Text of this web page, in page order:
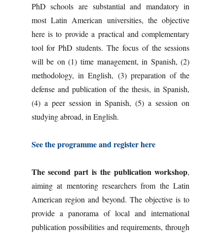
PhD schools are substantial and mandatory in
most Latin American universities, the objective
here is to provide a practical and complementary
tool for PhD students. The focus of the sessions
will be on (1) time management, in Spanish, (2)
methodology, in English, (3) preparation of the
defense and publication of the thesis, in Spanish,
(4) a peer session in Spanish, (5) a session on
studying abroad, in English.
See the programme and register here
The second part is the publication workshop,
aiming at mentoring researchers from the Latin
American region and beyond. The objective is to
provide a panorama of local and international
publication possibilities and requirements, through